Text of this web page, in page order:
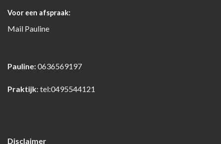
Voor een afspraak:
Mail Pauline
Pauline:0636569197
Praktijk: tel:0495544121
Disclaimer